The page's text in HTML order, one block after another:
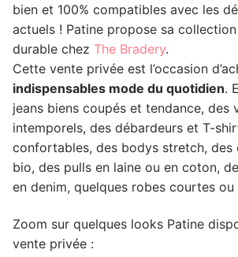
bien et 100% compatibles avec les
actuels ! Patine propose sa
durable chez The Bradery.
Cette vente privée est l’occasion
indispensables mode du quotidien.
jeans biens coupés et tendance, des
intemporels, des débardeurs et T-
confortables, des bodys stretch, des
bio, des pulls en laine ou en coton,
en denim, quelques robes courtes ou
Zoom sur quelques looks Patine
vente privée :